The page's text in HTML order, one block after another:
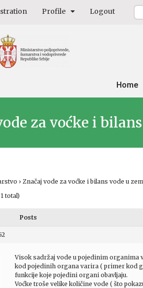
Profile Logout
Home
za voćke i
› Značaj vode za voćke i bilans vode u
total)
Posts
Visok sadržaj vode u pojedinim organima
kod pojedinih organa varira ( primer kod
funkcije koje pojedini organi obavljaju.
Voćke troše velike količine vode ( što